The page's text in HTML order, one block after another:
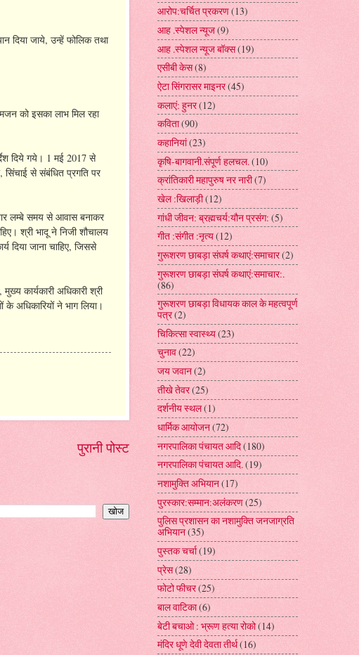
दिया जाये, उन्हें फोलिक तथा
को इसका लाभ मिल रहा
दिये गये। 1 मई 2017 से
सिंचाई से संबंधित प्रगति पर
लम्बे समय से आवास बनाकर
श्री भादू ने निजी शौचालय
दिया जाना चाहिए, जिससे
कार्यकारी अधिकारी श्री
के अधिकारियों ने भाग लिया।
पुरानी पोस्ट
आरोप:चर्चित प्रकरण(13)
आह .स्पेशल न्यूज(9)
आह .स्पेशल न्यूज बॉक्स(19)
एसीबी केस(8)
ऐटा सिंगरासर माइनर(45)
कलाएं: हुनर(12)
कविता(90)
कहानियां(23)
कृषि-बागवानी.संपूर्ण हलचल. (10)
क्रांतिकारी महापुरुष नर नारी(7)
खेल :खिलाड़ी(12)
गांधी जीवन: ब्रह्मचर्य:यौन प्रसंग: (5)
गीत :संगीत :नृत्य(12)
गुरूशरण छाबड़ा संघर्ष कथाएं:समाचार(2)
गुरूशरण छाबड़ा संघर्ष कथाएं:समाचार:.
(86)
गुरूशरण छाबड़ा विधायक काल के महत्वपूर्ण
पत्र(2)
चिकित्सा स्वास्थ्य(23)
चुनाव(22)
जय जवान(2)
तीखे तेवर(25)
दर्शनीय स्थल(1)
धार्मिक आयोजन(72)
नगरपालिका पंचायत आदि(180)
नगरपालिका पंचायत आदि.(19)
नशामुक्ति अभियान(17)
पुरस्कार:सम्मान:अलंकरण(25)
पुलिस प्रशासन का नशामुक्ति जनजाग्रति
अभियान(35)
पुस्तक चर्चा(19)
प्रेस(28)
फोटो फीचर(25)
बाल वाटिका(6)
बेटी बचाओ : भ्रूण हत्या रोको(14)
मंदिर धूणे देवी देवता तीर्थ(16)